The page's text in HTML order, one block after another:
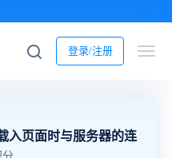
登录/注册
入页面时与服务器的连